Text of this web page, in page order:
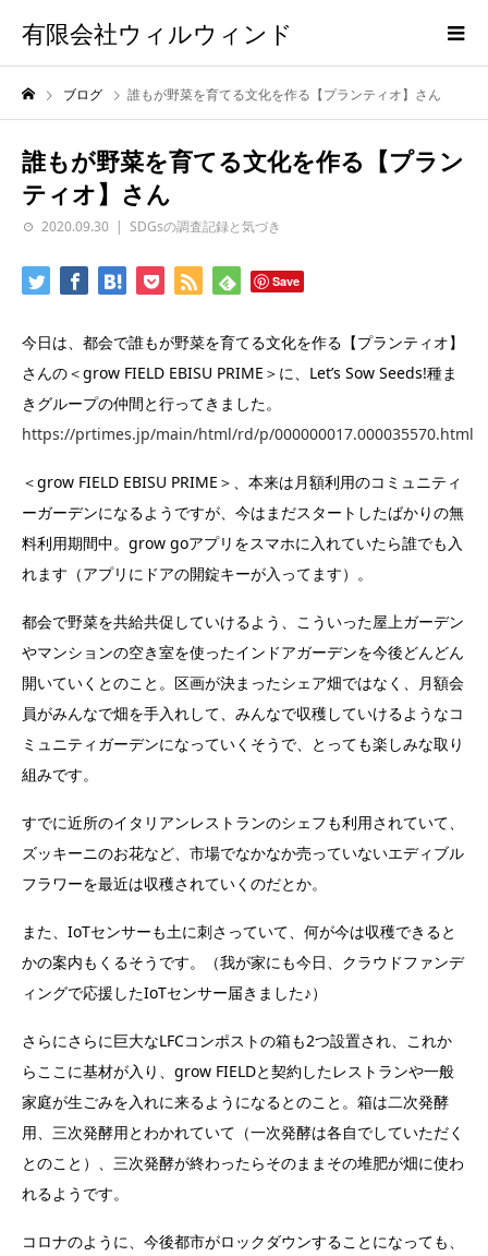
有限会社ウィルウィンド
ブログ 誰もが野菜を育てる文化を作る【プランティオ】さん
誰もが野菜を育てる文化を作る【プラン
ティオ】さん
2020.09.30 SDGsの調査記録と気づき
Save
今日は、都会で誰もが野菜を育てる文化を作る【プランティオ】
さんの＜grow FIELD EBISU PRIME＞に、Let’s Sow Seeds!種ま
きグループの仲間と行ってきました。
https://prtimes.jp/main/html/rd/p/000000017.000035570.html
＜grow FIELD EBISU PRIME＞、本来は月額利用のコミュニティ
ーガーデンになるようですが、今はまだスタートしたばかりの無
料利用期間中。grow goアプリをスマホに入れていたら誰でも入
れます（アプリにドアの開錠キーが入ってます）。
都会で野菜を共給共促していけるよう、こういった屋上ガーデン
やマンションの空き室を使ったインドアガーデンを今後どんどん
開いていくとのこと。区画が決まったシェア畑ではなく、月額会
員がみんなで畑を手入れして、みんなで収穫していけるようなコ
ミュニティガーデンになっていくそうで、とっても楽しみな取り
組みです。
すでに近所のイタリアンレストランのシェフも利用されていて、
ズッキーニのお花など、市場でなかなか売っていないエディブル
フラワーを最近は収穫されていくのだとか。
また、IoTセンサーも土に刺さっていて、何が今は収穫できると
かの案内もくるそうです。（我が家にも今日、クラウドファンデ
ィングで応援したIoTセンサー届きました♪）
さらにさらに巨大なLFCコンポストの箱も2つ設置され、これか
らここに基材が入り、grow FIELDと契約したレストランや一般
家庭が生ごみを入れに来るようになるとのこと。箱は二次発酵
用、三次発酵用とわかれていて（一次発酵は各自でしていただく
とのこと）、三次発酵が終わったらそのままその堆肥が畑に使わ
れるようです。
コロナのように、今後都市がロックダウンすることになっても、